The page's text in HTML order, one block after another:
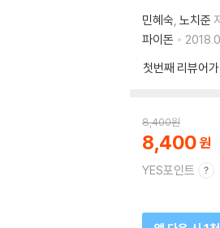
민혜숙 노치준
파이돈
첫번째 리뷰어
8,400원
8,400
YES포인트